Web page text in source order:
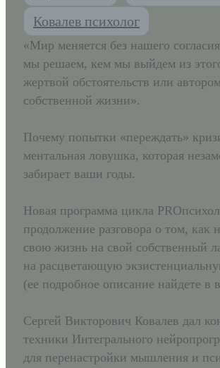
Ковалев психолог
«Мир меняется без нашего
мы решаем, кем мы выйдем из
жертвой обстоятельств или автором
собственной жизни».
Почему попытки «переждать»
ментальная ловушка, которая
забирает ваши годы.
Новая программа цикла
продолжение разговора о том, как
свою жизнь на свой собственный
на расцветающую
(ее подробное описание найдете в
Сергей Викторович Ковалев дал
техники Интегрального
для перенастройки мышления и